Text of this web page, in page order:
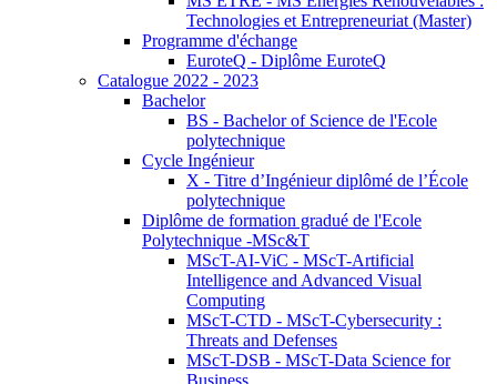
Technologies et Entrepreneuriat (Master)
Programme d'échange
EuroteQ - Diplôme EuroteQ
Catalogue 2022 - 2023
Bachelor
BS - Bachelor of Science de l'Ecole
polytechnique
Cycle Ingénieur
X - Titre d’Ingénieur diplômé de l’École
polytechnique
Diplôme de formation gradué de l'Ecole
Polytechnique -MSc&T
MScT-AI-ViC - MScT-Artificial
Intelligence and Advanced Visual
Computing
MScT-CTD - MScT-Cybersecurity :
Threats and Defenses
MScT-DSB - MScT-Data Science for
Business